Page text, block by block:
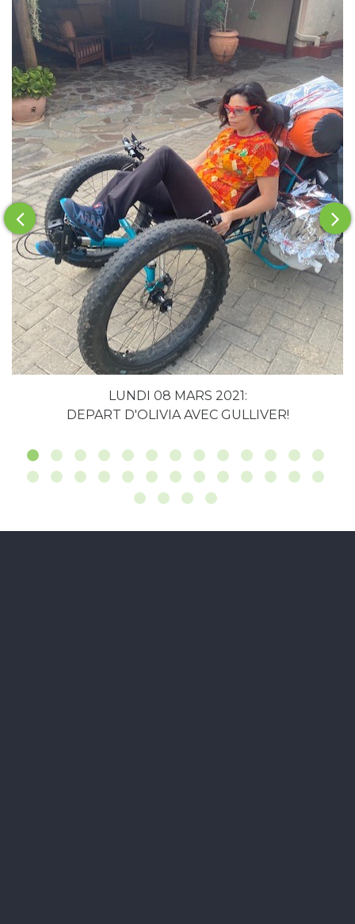
LUNDI 08 MARS 2021:
DEPART D'OLIVIA AVEC GULLIVER!